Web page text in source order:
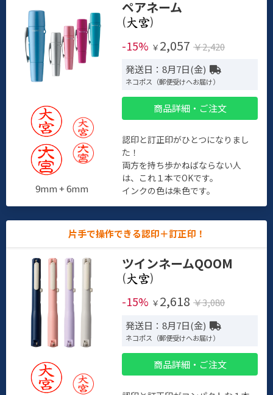
9mm + 6mm
ペアネーム
(
)
-15% ￥ 2,057 ￥2,420
発送日：8月7日(金)
ネコポス（郵便受けへお届け）
商品詳細・ご注文
認印と訂正印がひとつになりまし
た！
両方を持ち歩かねばならない人
は、これ１本でOKです。
インクの色は朱色です。
片手で操作できる認印＋訂正印！
ツインネームQOOM
(
)
-15% ￥ 2,618 ￥3,080
発送日：8月7日(金)
ネコポス（郵便受けへお届け）
商品詳細・ご注文